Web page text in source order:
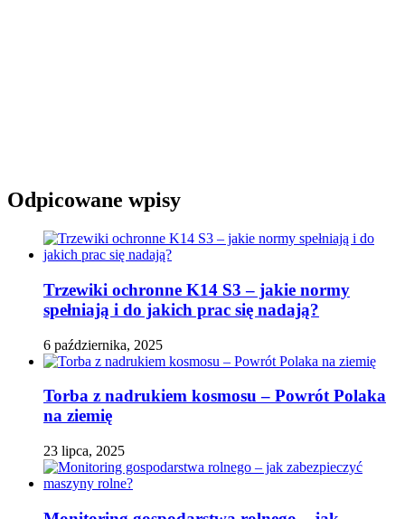
Odpicowane wpisy
Trzewiki ochronne K14 S3 – jakie normy
spełniają i do jakich prac się nadają?
6 października, 2025
Torba z nadrukiem kosmosu – Powrót Polaka
na ziemię
23 lipca, 2025